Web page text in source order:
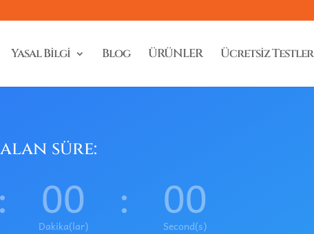
Yasal Bilgi Blog ÜRÜNLER Ücretsiz Testler
süre:
: 00
Dakika(lar) : 00
Second(s)